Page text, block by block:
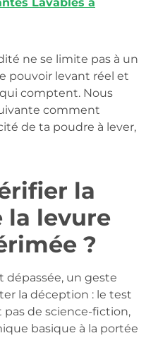
ne se limite pas à un
pouvoir levant réel et
comptent. Nous
comment
de ta poudre à lever,
la
la levure
?
dépassée, un geste
la déception : le test
pas de science-fiction,
basique à la portée